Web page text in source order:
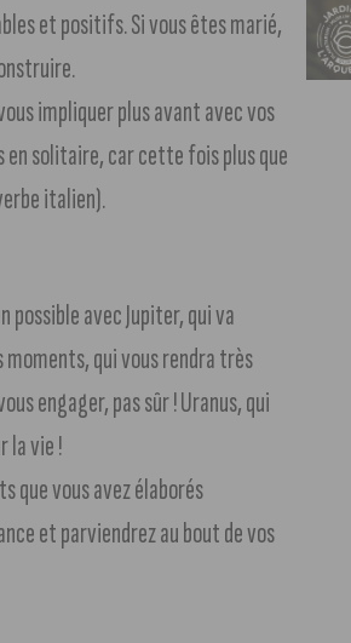
et positifs. Si vous êtes marié,
impliquer plus avant avec vos
en solitaire, car cette fois plus que
italien).
avec Jupiter, qui va
moments, qui vous rendra très
engager, pas sûr ! Uranus, qui
la vie !
que vous avez élaborés
et parviendrez au bout de vos